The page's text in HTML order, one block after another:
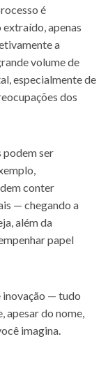
é
apenas
a
volume de
especialmente de
dos
podem ser
conter
— chegando a
além da
papel
inovação — tudo
apesar do nome,
imagina.